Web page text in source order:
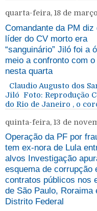
quarta-feira, 18 de
Comandante da PM diz
líder do CV morto era
“sanguinário” Jiló foi a
meio a confronto com o
nesta quarta
Claudio Augusto dos
Jiló Foto: Reprodução
do Rio de Janeiro , o
quinta-feira, 13 de
Operação da PF por
tem ex-nora de Lula
alvos Investigação
esquema de corrupção
contratos públicos nos
de São Paulo, Roraima
Distrito Federal